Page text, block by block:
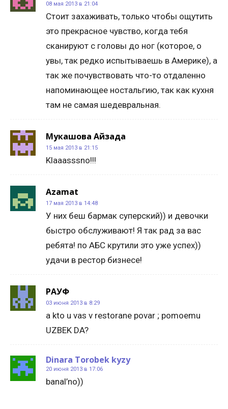
08 мая 2013 в 21:04
Стоит захаживать, только чтобы ощутить
это прекрасное чувство, когда тебя
сканируют с головы до ног (которое, о
увы, так редко испытываешь в Америке), а
так же почувствовать что-то отдаленно
напоминающее ностальгию, так как кухня
там не самая шедевральная.
Мукашова Айзада
15 мая 2013 в 21:15
Klaaasssno!!!
Azamat
17 мая 2013 в 14:48
У них беш бармак суперский)) и девочки
быстро обслуживают! Я так рад за вас
ребята! по АБС крутили это уже успех))
удачи в рестор бизнесе!
РАУФ
03 июня 2013 в 8:29
a kto u vas v restorane povar ; pomoemu
UZBEK DA?
Dinara Torobek kyzy
20 июня 2013 в 17:06
banal’no))